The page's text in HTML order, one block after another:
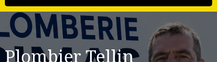
Plombier Tellin